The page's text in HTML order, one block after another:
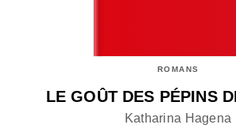
ROMANS
LE GOÛT DES PÉPINS
Katharina Hagena